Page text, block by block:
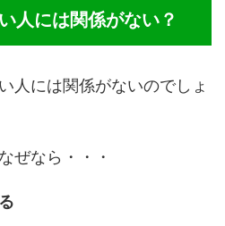
人には関係がない？
人には関係がないのでしょ
ぜなら・・・